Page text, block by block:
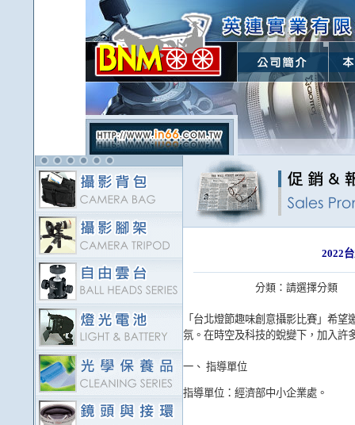
2022
分類： 請選擇分類
「台北燈節趣味創意攝影比賽」希
氛。在時空及科技的蛻變下，加入許
一、 指導單位
指導單位：經濟部中小企業處。